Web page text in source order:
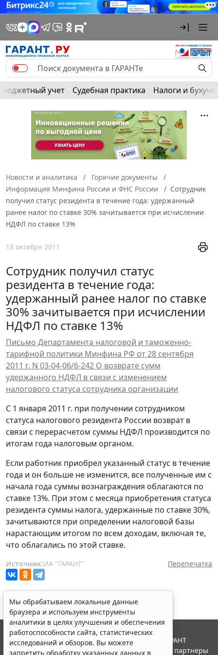
Бюджетный учет Судебная практика Налоги и
Новости и аналитика
Горячие документы
Информация Минфина России и ФНС России
Сотрудник
получил статус резидента в течение года: удержанный
ранее налог по ставке 30% зачитывается при исчислении
НДФЛ по ставке 13%
18 октября 2011
Сотрудник получил статус
резидента в течение года:
удержанный ранее налог по ставке
30% зачитывается при исчислении
НДФЛ по ставке 13%
Письмо Департамента налоговой и таможенно-
тарифной политики Минфина РФ от 28 сентября
2011 г. N 03-04-06/6-242 О возврате сумм
удержанного НДФЛ в связи с изменением
налогового статуса сотрудника организации
С 1 января 2011 г. при получении сотрудником
статуса налогового резидента России возврат в
связи с перерасчетом суммы НДФЛ производится по
итогам года налоговым органом.
Если работник приобрел указанный статус в течение
года и он больше не изменится, все полученные им с
начала года суммы вознаграждения облагаются по
ставке 13%. При этом с месяца приобретения статуса
резидента суммы налога, удержанные по ставке 30%,
зачитываются при определении налоговой базы
нарастающим итогом по всем доходам, включая те,
что облагались по этой ставке.
Источник:ИА "ГАРАНТ" Перепечатка
Мы обрабатываем локальные данные
браузера и используем инструменты
аналитики в целях улучшения и обеспечения
работоспособности сайта, статистических
исследований и обзоров. Вы можете
запретить обработку указанных данных в
© ООО "НПП "ГАРАНТ-СЕРВИС", 2026. Система ГАРАНТ
выпускается с 1990 года. Компания "Гарант" и ее партнеры